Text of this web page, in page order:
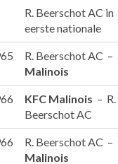
R. Beerschot AC in
eerste nationale
R. Beerschot AC –
Malinois
KFC Malinois – R.
Beerschot AC
R. Beerschot AC –
Malinois